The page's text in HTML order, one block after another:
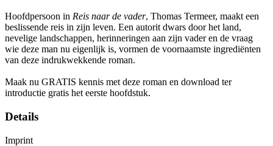
Hoofdpersoon in Reis naar de vader, Thomas Termeer, maakt een
beslissende reis in zijn leven. Een autorit dwars door het land,
nevelige landschappen, herinneringen aan zijn vader en de vraag
wie deze man nu eigenlijk is, vormen de voornaamste ingrediënten
van deze indrukwekkende roman.
Maak nu GRATIS kennis met deze roman en download ter
introductie gratis het eerste hoofdstuk.
Details
Imprint